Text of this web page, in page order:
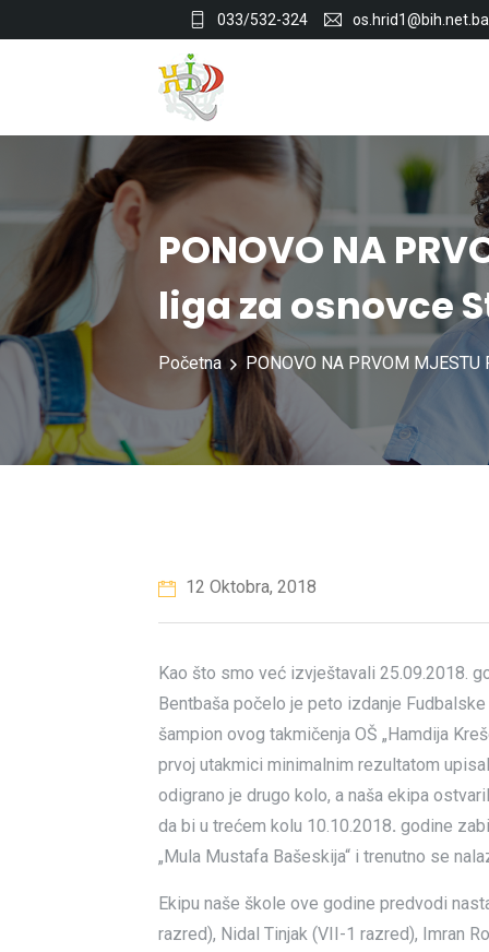
033/532-324 os.hrid1@bih.net.ba
PONOVO NA
liga za osnovce
Početna PONOVO NA PRVOM
12 Oktobra, 2018
Kao što smo već izvještavali 25.09.2018.
Bentbaša počelo je peto izdanje
šampion ovog takmičenja OŠ „Hamdija
prvoj utakmici minimalnim rezultatom
odigrano je drugo kolo, a naša ekipa
da bi u trećem kolu 10.10.2018. godine
„Mula Mustafa Bašeskija“ i trenutno se
Ekipu naše škole ove godine predvodi
razred), Nidal Tinjak (VII-1 razred), Imran